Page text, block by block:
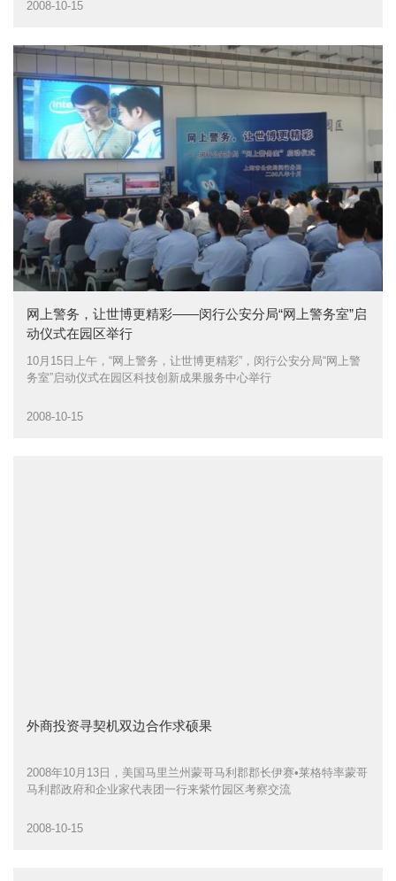
2008-10-15
网上警务，让世博更精彩——闵行公安分局“网上警务室”启
动仪式在园区举行
10月15日上午，“网上警务，让世博更精彩”，闵行公安分局“网上警
务室”启动仪式在园区科技创新成果服务中心举行
2008-10-15
外商投资寻契机双边合作求硕果
2008年10月13日，美国马里兰州蒙哥马利郡郡长伊赛•莱格特率蒙哥
马利郡政府和企业家代表团一行来紫竹园区考察交流
2008-10-15